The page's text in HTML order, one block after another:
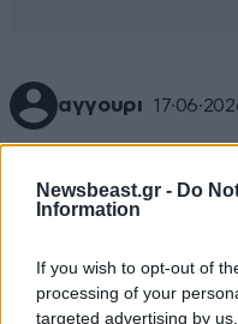
Newsbeast.gr - Do
Information
If you wish to opt-out of
processing of your
targeted advertising by
αγγουρι
αφου γυρισαμε μια
καταλαβα οτι δεν
δημιουργηθει θεμα με
παραμενω φτασμενος